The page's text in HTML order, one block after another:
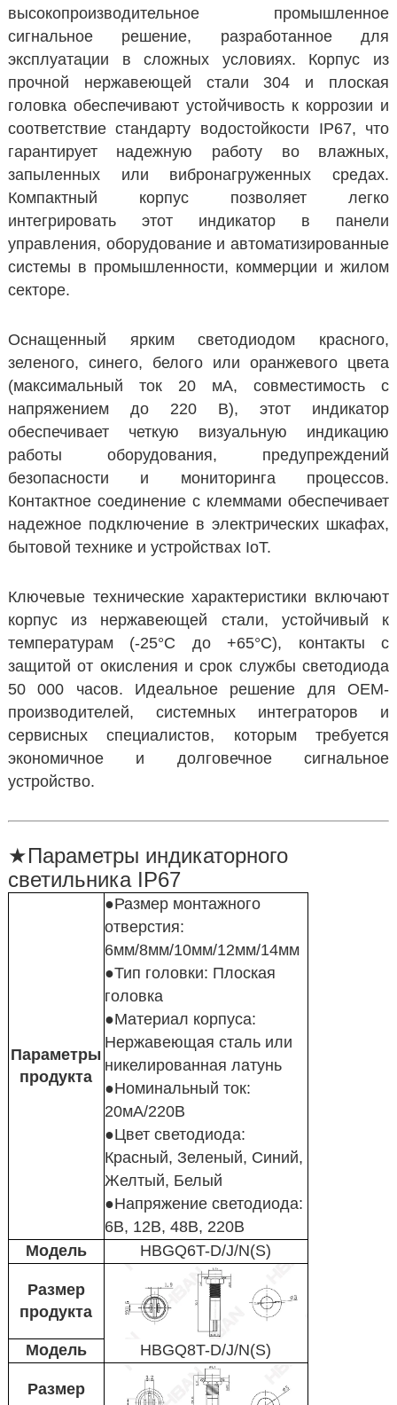
высокопроизводительное промышленное
сигнальное решение, разработанное для
эксплуатации в сложных условиях. Корпус из
прочной нержавеющей стали 304 и плоская
головка обеспечивают устойчивость к коррозии и
соответствие стандарту водостойкости IP67, что
гарантирует надежную работу во влажных,
запыленных или вибронагруженных средах.
Компактный корпус позволяет легко
интегрировать этот индикатор в панели
управления, оборудование и автоматизированные
системы в промышленности, коммерции и жилом
секторе.
Оснащенный ярким светодиодом красного,
зеленого, синего, белого или оранжевого цвета
(максимальный ток 20 мА, совместимость с
напряжением до 220 В), этот индикатор
обеспечивает четкую визуальную индикацию
работы оборудования, предупреждений
безопасности и мониторинга процессов.
Контактное соединение с клеммами обеспечивает
надежное подключение в электрических шкафах,
бытовой технике и устройствах IoT.
Ключевые технические характеристики включают
корпус из нержавеющей стали, устойчивый к
температурам (-25°C до +65°C), контакты с
защитой от окисления и срок службы светодиода
50 000 часов. Идеальное решение для OEM-
производителей, системных интеграторов и
сервисных специалистов, которым требуется
экономичное и долговечное сигнальное
устройство.
★Параметры индикаторного
светильника IP67
Параметры
продукта
●Размер монтажного
отверстия:
6мм/8мм/10мм/12мм/14мм
●Тип головки: Плоская
головка
●Материал корпуса:
Нержавеющая сталь или
никелированная латунь
●Номинальный ток:
20мА/220В
●Цвет светодиода:
Красный, Зеленый, Синий,
Желтый, Белый
●Напряжение светодиода:
6В, 12В, 48В, 220В
Модель
HBGQ6T-D/J/N(S)
Размер
продукта
Модель HBGQ8T-D/J/N(S)
Размер